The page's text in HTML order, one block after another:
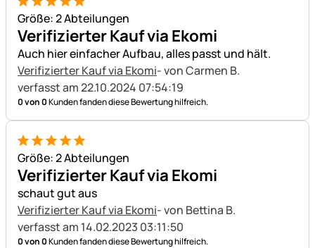
5 von 5
Größe: 2 Abteilungen
Verifizierter Kauf via Ekomi
Auch hier einfacher Aufbau, alles passt und hält.
Verifizierter Kauf via Ekomi- von Carmen B.
verfasst am 22.10.2024 07:54:19
0 von 0Kunden fanden diese Bewertung hilfreich.
5 von 5
Größe: 2 Abteilungen
Verifizierter Kauf via Ekomi
schaut gut aus
Verifizierter Kauf via Ekomi- von Bettina B.
verfasst am 14.02.2023 03:11:50
0 von 0Kunden fanden diese Bewertung hilfreich.